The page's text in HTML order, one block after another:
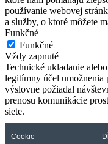
používanie webovej
a služby, o ktoré môžete
Funkčné
Funkčné
Vždy zapnuté
Technické ukladanie
legitímny účel umožnenia
výslovne požiadal
prenosu komunikácie
siete.
Cookie